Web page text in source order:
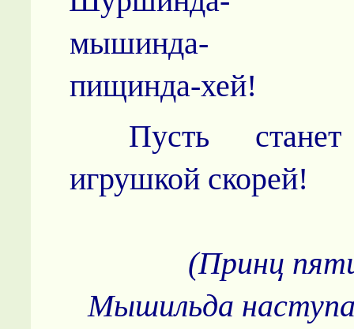
мышинда-
пищинда-хей!
Пусть
игрушкой скорей!
(Принц
Мышильда